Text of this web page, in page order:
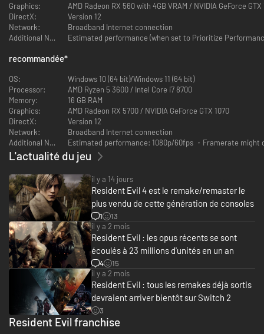
Graphics:
AMD Radeon RX 560 with 4GB VRAM / NVIDIA GeForce
DirectX:
Version 12
Network:
Broadband Internet connection
Additional Notes:
Estimated performance (when set to Prioritize
recommandée*
OS:
Windows 10 (64 bit)/Windows 11 (64 bit)
Processor:
AMD Ryzen 5 3600 / Intel Core i7 8700
Memory:
16 GB RAM
Graphics:
AMD Radeon RX 5700 / NVIDIA GeForce GTX 1070
DirectX:
Version 12
Network:
Broadband Internet connection
Additional Notes:
Estimated performance: 1080p/60fps ・Framerate might
L'actualité du jeu
il y a 14 jours
Resident Evil 4 est le remake/remaster le
plus vendu de cette génération de consoles
1
13
il y a 2 mois
Resident Evil : les opus récents se sont
écoulés à 23 millions d'unités en un an
4
15
il y a 2 mois
Resident Evil : tous les remakes déjà sortis
devraient arriver bientôt sur Switch 2
3
Resident Evil franchise